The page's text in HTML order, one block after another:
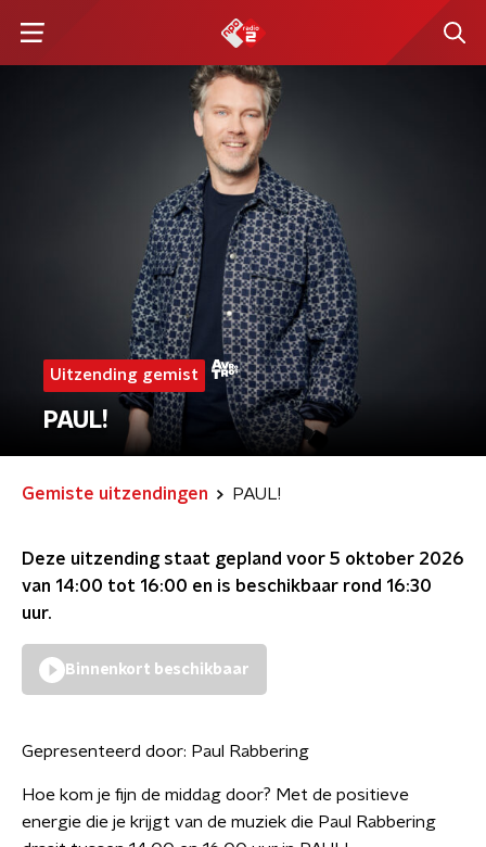
Uitzending gemist
PAUL!
Gemiste uitzendingen PAUL!
Deze uitzending staat gepland voor 5 oktober 2026
van 14:00 tot 16:00 en is beschikbaar rond 16:30
uur.
Binnenkort beschikbaar
Gepresenteerd door: Paul Rabbering
Hoe kom je fijn de middag door? Met de positieve
energie die je krijgt van de muziek die Paul Rabbering